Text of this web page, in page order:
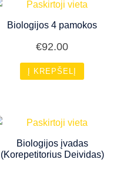
Biologijos 4 pamokos
€92.00
Į KREPŠELĮ
Biologijos įvadas
(Korepetitorius Deividas)